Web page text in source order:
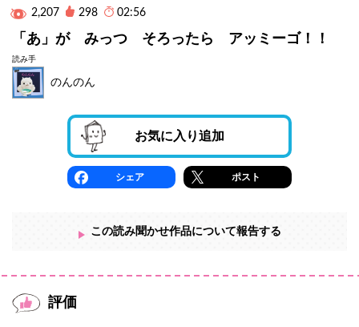
2,207
298 02:56
「あ」が みっつ そろったら アッミーゴ！！
読み手
のんのん
お気に入り追加
シェア ポスト
この読み聞かせ作品について報告する
評価